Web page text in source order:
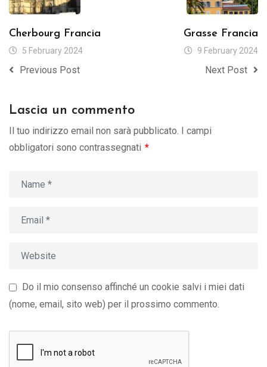
Cherbourg Francia
5 February 2024
Previous Post
Grasse Francia
9 February 2024
Next Post
Lascia un commento
Il tuo indirizzo email non sarà pubblicato.
I campi
obbligatori sono contrassegnati *
Do il mio consenso affinché un cookie salvi i miei dati
(nome, email, sito web) per il prossimo commento.